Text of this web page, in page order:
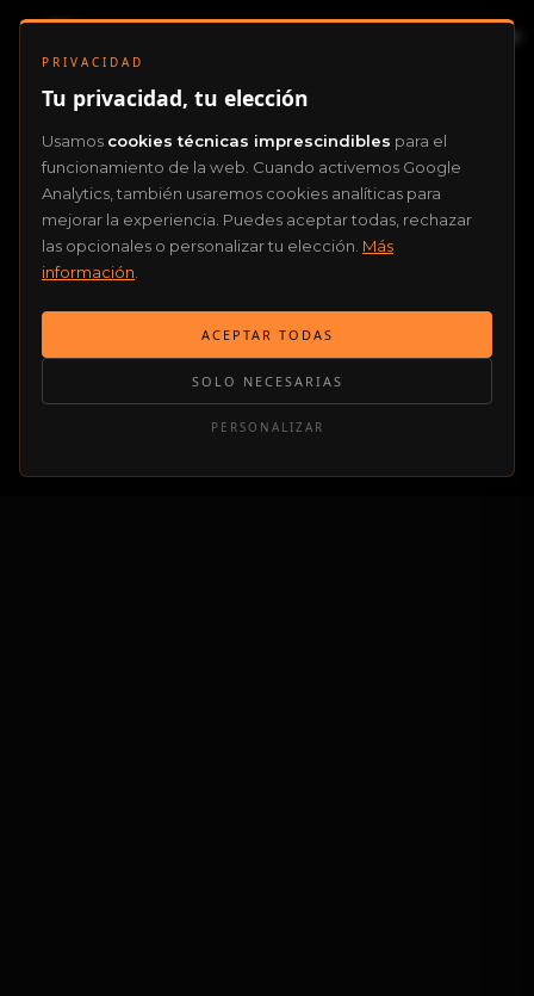
PRIVACIDAD
Tu privacidad, tu elección
Usamos cookies técnicas imprescindibles para el
funcionamiento de la web. Cuando activemos Google
Analytics, también usaremos cookies analíticas para
mejorar la experiencia. Puedes aceptar todas, rechazar
las opcionales o personalizar tu elección. Más
información
ACEPTAR TODAS
SOLO NECESARIAS
PERSONALIZAR